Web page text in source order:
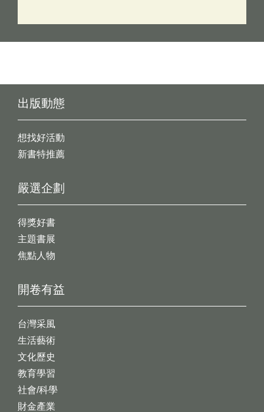
出版動態
想找好活動
新書特推薦
開卷有益
台灣采風
生活藝術
文化歷史
教育學習
社會/科學
財金產業
嚴選企劃
得獎好書
主題書展
焦點人物